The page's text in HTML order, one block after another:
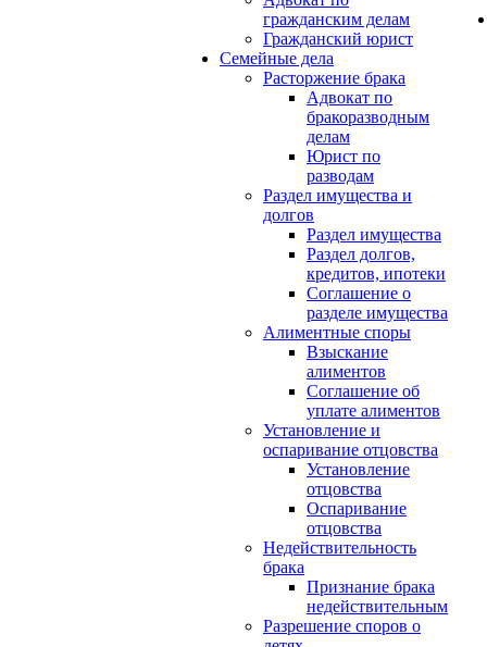
гражданским делам
Гражданский юрист
Семейные дела
Расторжение брака
Адвокат по
бракоразводным
делам
Юрист по
разводам
Раздел имущества и
долгов
Раздел имущества
Раздел долгов,
кредитов, ипотеки
Соглашение о
разделе имущества
Алиментные споры
Взыскание
алиментов
Соглашение об
уплате алиментов
Установление и
оспаривание отцовства
Установление
отцовства
Оспаривание
отцовства
Недействительность
брака
Признание брака
недействительным
Разрешение споров о